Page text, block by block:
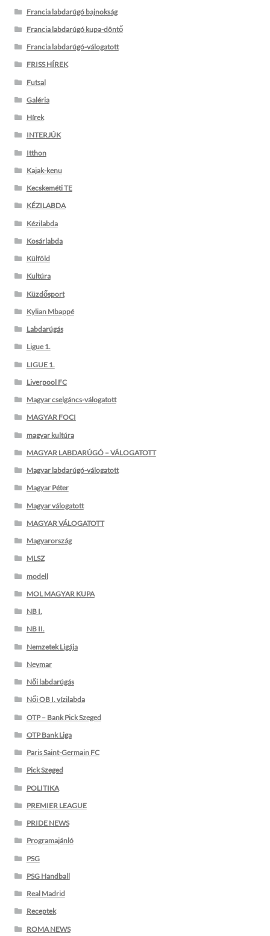
Francia labdarúgó bajnokság
Francia labdarúgó kupa-döntő
Francia labdarúgó-válogatott
FRISS HÍREK
Futsal
Galéria
Hírek
INTERJÚK
Itthon
Kajak-kenu
Kecskeméti TE
KÉZILABDA
Kézilabda
Kosárlabda
Külföld
Kultúra
Küzdősport
Kylian Mbappé
Labdarúgás
Ligue 1.
LIGUE 1.
Liverpool FC
Magyar cselgáncs-válogatott
MAGYAR FOCI
magyar kultúra
MAGYAR LABDARÚGÓ – VÁLOGATOTT
Magyar labdarúgó-válogatott
Magyar Péter
Magyar válogatott
MAGYAR VÁLOGATOTT
Magyarország
MLSZ
modell
MOL MAGYAR KUPA
NB I.
NB II.
Nemzetek Ligája
Neymar
Női labdarúgás
Női OB I. vízilabda
OTP – Bank Pick Szeged
OTP Bank Liga
Paris Saint-Germain FC
Pick Szeged
POLITIKA
PREMIER LEAGUE
PRIDE NEWS
Programajánló
PSG
PSG Handball
Real Madrid
Receptek
ROMA NEWS